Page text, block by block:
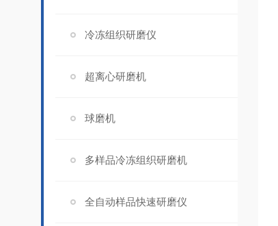
冷冻组织研磨仪
超离心研磨机
球磨机
多样品冷冻组织研磨机
全自动样品快速研磨仪